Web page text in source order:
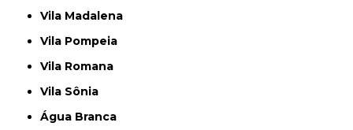
Vila Madalena
Vila Pompeia
Vila Romana
Vila Sônia
Água Branca